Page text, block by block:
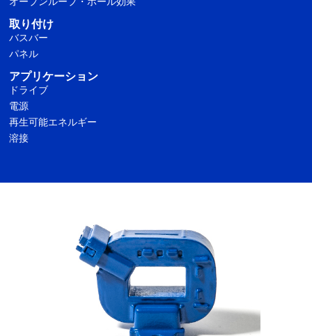
取り付け
バスバー
パネル
アプリケーション
ドライブ
電源
再生可能エネルギー
溶接